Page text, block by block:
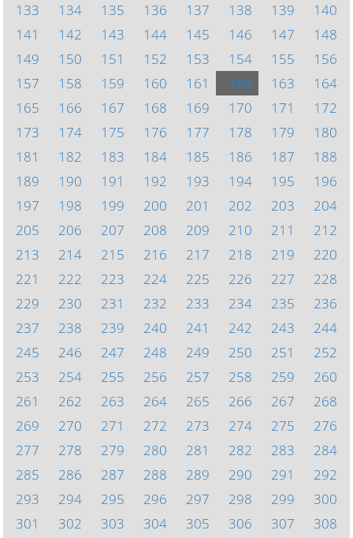
133
134 135 136 137 138 139
140
141
142 143 144 145 146 147
148
149
150 151 152 153 154 155
156
157
158 159 160 161 162 163
164
165
166 167 168 169 170 171
172
173
174 175 176 177 178 179
180
181
182 183 184 185 186 187
188
189
190 191 192 193 194 195
196
197
198 199 200 201 202 203
204
205
206 207 208 209 210 211
212
213
214 215 216 217 218 219
220
221
222 223 224 225 226 227
228
229
230 231 232 233 234 235
236
237
238 239 240 241 242 243
244
245
246 247 248 249 250 251
252
253
254 255 256 257 258 259
260
261
262 263 264 265 266 267
268
269
270 271 272 273 274 275
276
277
278 279 280 281 282 283
284
285
286 287 288 289 290 291
292
293
294 295 296 297 298 299
300
301
302 303 304 305 306 307
308